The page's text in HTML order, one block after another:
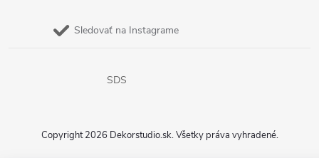
Sledovať na Instagrame
SDS
Copyright 2026 Dekorstudio.sk. Všetky práva vyhradené.